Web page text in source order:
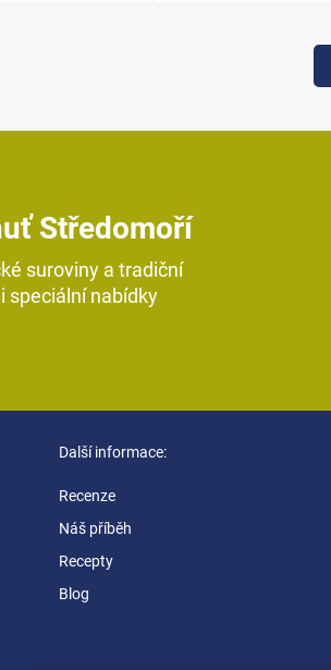
Středomoří
suroviny a tradiční
speciální nabídky
Další informace:
Recenze
Náš příběh
Recepty
Blog